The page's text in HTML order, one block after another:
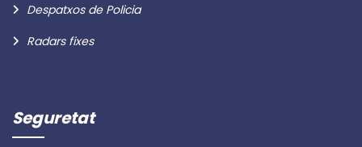
Despatxos de Policia
Radars fixes
Seguretat